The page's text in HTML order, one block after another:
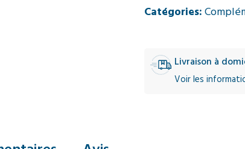
Catégories:
Livraison à
Voir les